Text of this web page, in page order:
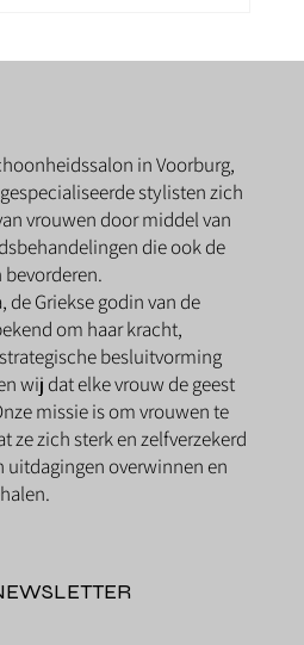
in Voorburg,
stylisten zich
vrouwen door middel van
die ook de
Griekse godin van de
om haar kracht,
besluitvorming
wij dat elke vrouw de geest
missie is om vrouwen te
ze zich sterk en zelfverzekerd
uitdagingen overwinnen en